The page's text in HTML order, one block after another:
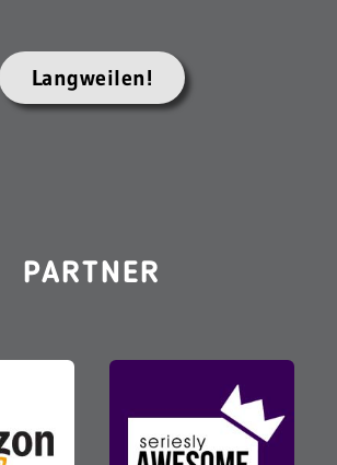
Langweilen!
PARTNER